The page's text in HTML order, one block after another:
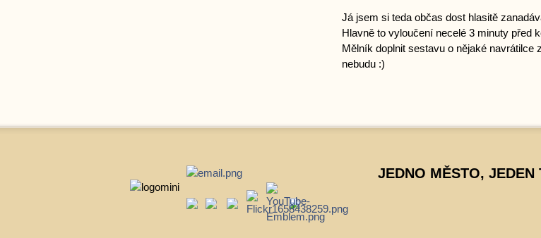
Já jsem si teda občas dost hlasitě
Hlavně to vyloučení necelé 3 minuty před
Mělník doplnit sestavu o nějaké navrátilce
nebudu :)
JEDNO MĚSTO,